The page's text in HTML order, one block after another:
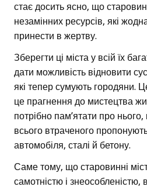
стає досить ясно, що
незамінних ресурсів, які
принести в жертву.
Зберегти ці міста у всій їх
дати можливість відновити
які тепер сумують городяни.
це прагнення до мистецтва
потрібно пам’ятати про
всього втраченого
автомобіля, сталі й бетону.
Саме тому, що старовинні
самотністю і знеособленістю,